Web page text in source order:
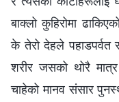
बाक्‍लो कुहिरोमा
के तेरो देहले पहाडपर्वत
शरीर जसको थोरै
चाहेको मानव संसार